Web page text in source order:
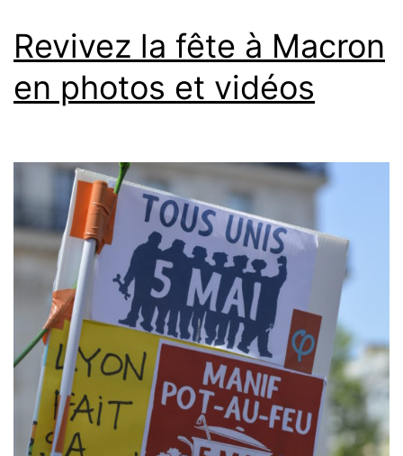
Revivez la fête à Macron
en photos et vidéos